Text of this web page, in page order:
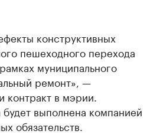
конструктивных
пешеходного перехода
муниципального
ремонт», —
контракт в мэрии.
выполнена компанией
обязательств.